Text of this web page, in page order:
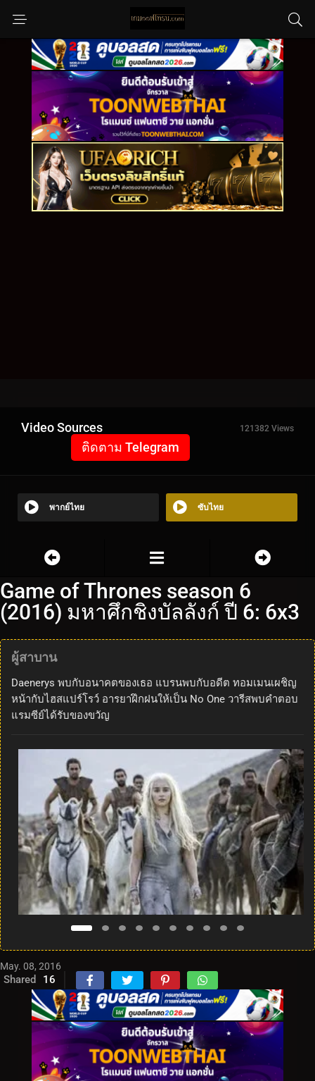
Video Sources 121382 Views
ติดตาม Telegram
พากย์ไทย ซับไทย
Game of Thrones season 6
(2016) มหาศึกชิงบัลลังก์ ปี 6: 6x3
ผู้สาบาน
Daenerys พบกับอนาคตของเธอ แบรนพบกับอดีต ทอมเมนเผชิญ
หน้ากับไฮสแปร์โรว์ อารยาฝึกฝนให้เป็น No One วารีสพบคำตอบ
แรมซีย์ได้รับของขวัญ
May. 08, 2016
Shared 16